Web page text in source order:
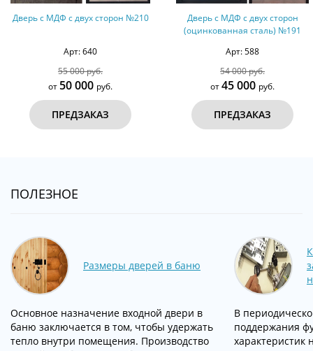
Дверь с МДФ с двух сторон №210
Арт: 640
55 000 руб.
от 50 000 руб.
ПРЕДЗАКАЗ
Дверь с МДФ с двух сторон
(оцинкованная сталь) №191
Арт: 588
54 000 руб.
от45 000 руб.
ПРЕДЗАКАЗ
ПОЛЕЗНОЕ
Размеры дверей в баню
Основное назначение входной двери в
баню заключается в том, чтобы удержать
тепло внутри помещения. Производство
В
поддержания
характеристик